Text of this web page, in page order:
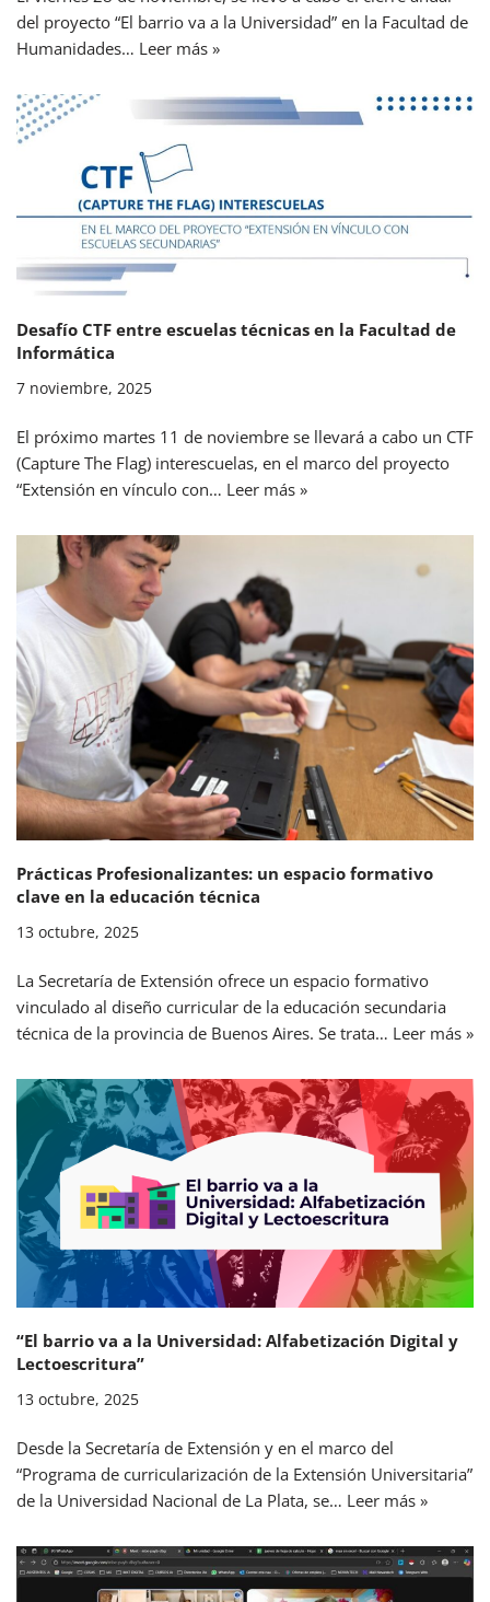
del proyecto “El barrio va a la Universidad” en la Facultad de
Humanidades… Leer más »
Desafío CTF entre escuelas técnicas en la Facultad de
Informática
7 noviembre, 2025
El próximo martes 11 de noviembre se llevará a cabo un CTF
(Capture The Flag) interescuelas, en el marco del proyecto
“Extensión en vínculo con… Leer más »
Prácticas Profesionalizantes: un espacio formativo
clave en la educación técnica
13 octubre, 2025
La Secretaría de Extensión ofrece un espacio formativo
vinculado al diseño curricular de la educación secundaria
técnica de la provincia de Buenos Aires. Se trata… Leer más »
“El barrio va a la Universidad: Alfabetización Digital y
Lectoescritura”
13 octubre, 2025
Desde la Secretaría de Extensión y en el marco del
“Programa de curricularización de la Extensión Universitaria”
de la Universidad Nacional de La Plata, se… Leer más »